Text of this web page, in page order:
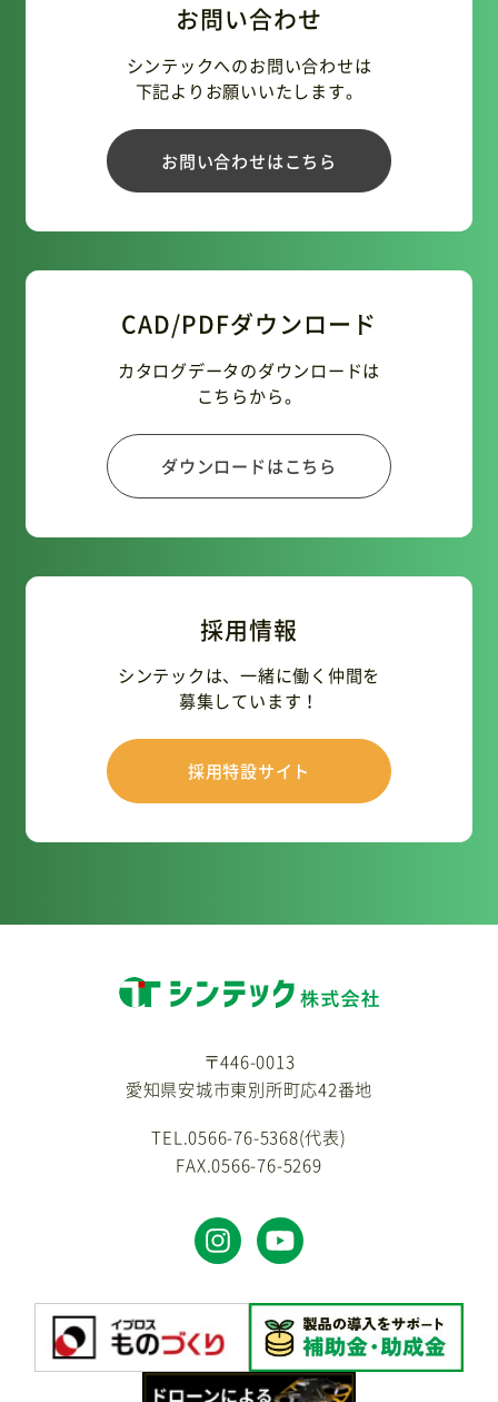
お問い合わせ
シンテックへのお問い合わせは
下記よりお願いいたします。
お問い合わせはこちら
CAD/PDFダウンロード
カタログデータのダウンロードは
こちらから。
ダウンロードはこちら
採用情報
シンテックは、一緒に働く仲間を
募集しています！
採用特設サイト
〒446-0013
愛知県安城市東別所町応42番地
TEL.0566-76-5368(代表)
FAX.0566-76-5269